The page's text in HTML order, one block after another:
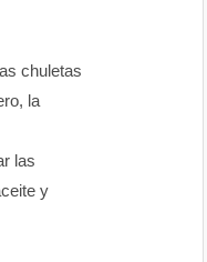
chuletas
la
las
y